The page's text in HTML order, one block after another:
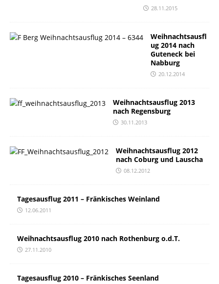
28.11.2015
Weihnachtsausfl
ug 2014 nach
Guteneck bei
Nabburg
20.12.2014
Weihnachtsausflug 2013
nach Regensburg
30.11.2013
Weihnachtsausflug 2012
nach Coburg und Lauscha
08.12.2012
Tagesausflug 2011 – Fränkisches Weinland
12.06.2011
Weihnachtsausflug 2010 nach Rothenburg o.d.T.
27.11.2010
Tagesausflug 2010 – Fränkisches Seenland